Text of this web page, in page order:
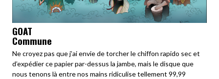
GOAT
Commune
Ne croyez pas que j’ai envie de torcher le chiffon rapido sec et
d’expédier ce papier par-dessus la jambe, mais le disque que
nous tenons là entre nos mains ridiculise tellement 99,99